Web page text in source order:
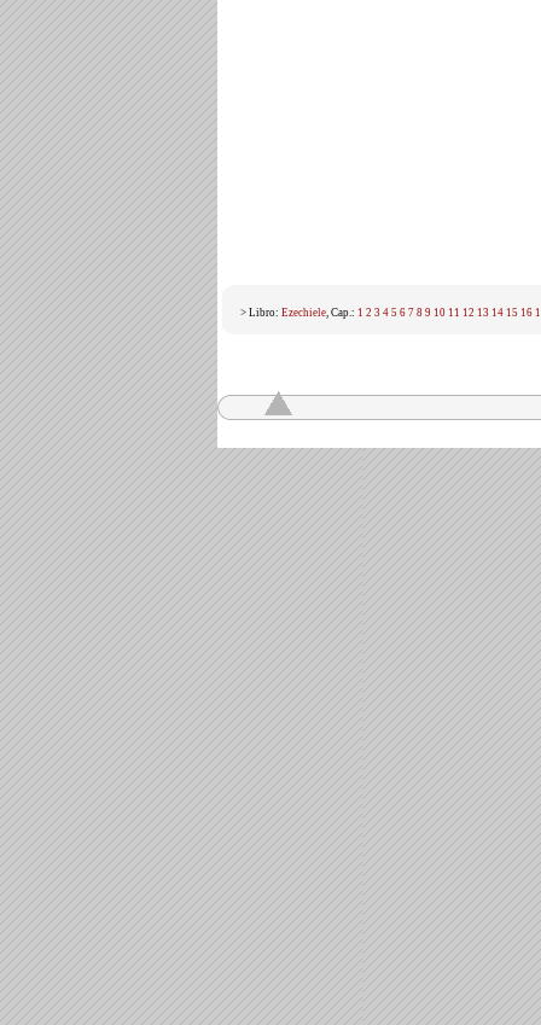
> Libro: Ezechiele, Cap.: 1 2 3 4 5 6 7 8 9 10 11 12 13 14 15 16